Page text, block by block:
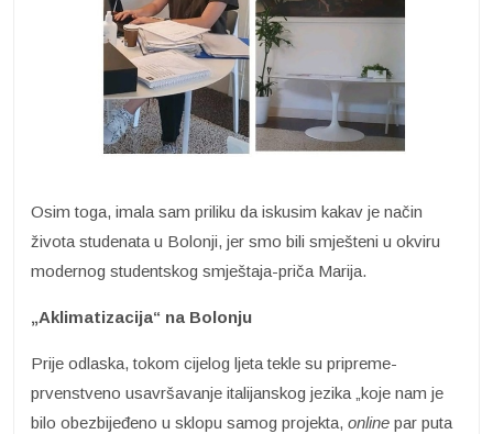
Osim toga, imala sam priliku da iskusim kakav je način
života studenata u Bolonji, jer smo bili smješteni u okviru
modernog studentskog smještaja-priča Marija.
„Aklimatizacija“ na Bolonju
Prije odlaska, tokom cijelog ljeta tekle su pripreme-
prvenstveno usavršavanje italijanskog jezika „koje nam je
bilo obezbijeđeno u sklopu samog projekta, online par puta